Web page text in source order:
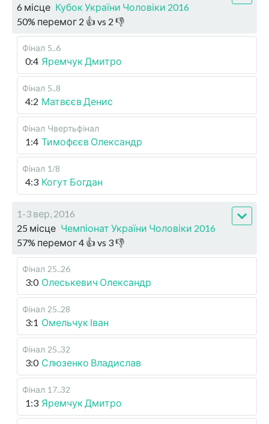
6 місце Кубок України Чоловіки 2016
50% перемог 2 👍 vs 2 👎
Фінал 5..6
0:4 Яремчук Дмитро
Фінал 5..8
4:2 Матвєєв Денис
Фінал Чвертьфінал
1:4 Тимофєєв Олександр
Фінал 1/8
4:3 Когут Богдан
1-3 вер, 2016
25 місце Чемпіонат України Чоловіки 2016
57% перемог4 👍 vs 3👎
Фінал 25..26
3:0 Олеськевич Олександр
Фінал 25..28
3:1 Омельчук Іван
Фінал 25..32
3:0 Слюзенко Владислав
Фінал 17..32
1:3 Яремчук Дмитро